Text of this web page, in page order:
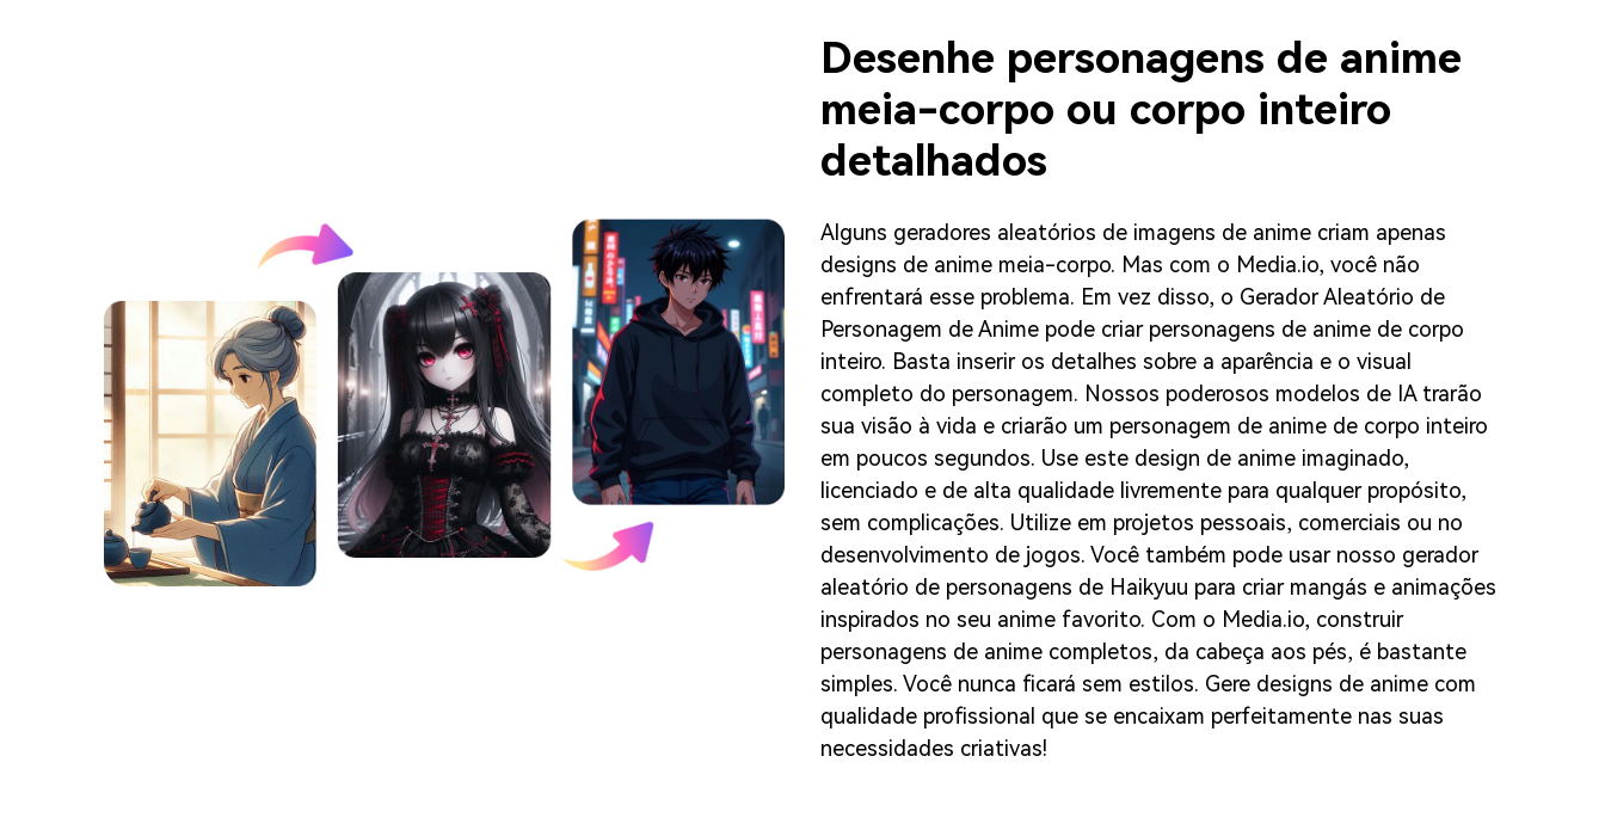
Desenhe personagens de anime
meia-corpo ou corpo inteiro
detalhados
Alguns geradores aleatórios de imagens de anime criam apenas
designs de anime meia-corpo. Mas com o Media.io, você não
enfrentará esse problema. Em vez disso, o Gerador Aleatório de
Personagem de Anime pode criar personagens de anime de corpo
inteiro. Basta inserir os detalhes sobre a aparência e o visual
completo do personagem. Nossos poderosos modelos de IA trarão
sua visão à vida e criarão um personagem de anime de corpo inteiro
em poucos segundos. Use este design de anime imaginado,
licenciado e de alta qualidade livremente para qualquer propósito,
sem complicações. Utilize em projetos pessoais, comerciais ou no
desenvolvimento de jogos. Você também pode usar nosso gerador
aleatório de personagens de Haikyuu para criar mangás e animações
inspirados no seu anime favorito. Com o Media.io, construir
personagens de anime completos, da cabeça aos pés, é bastante
simples. Você nunca ficará sem estilos. Gere designs de anime com
qualidade profissional que se encaixam perfeitamente nas suas
necessidades criativas!